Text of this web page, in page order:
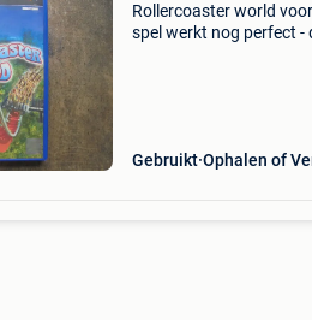
Rollercoaster world
spel werkt nog perfect -
Gebruikt Ophalen of